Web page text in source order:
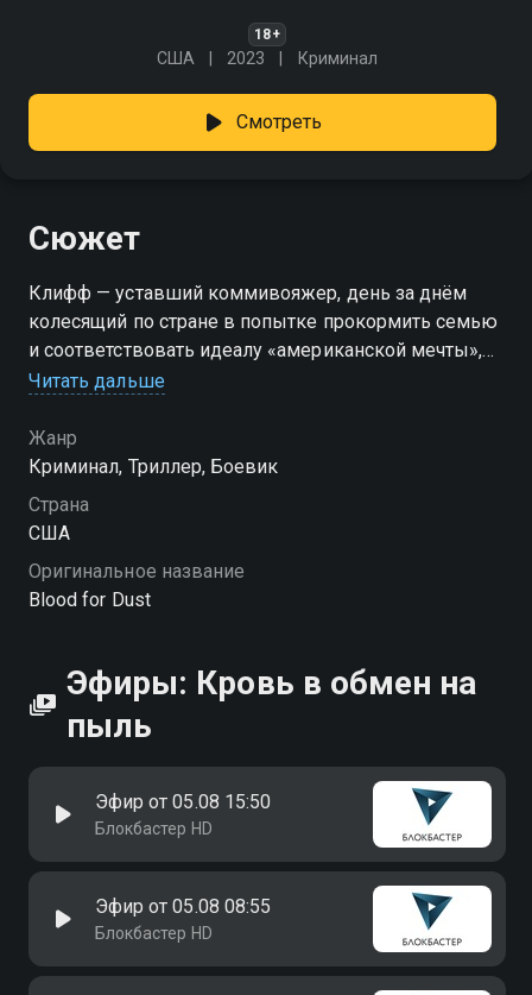
18+
США 2023 Криминал
Смотреть
Сюжет
Клифф — уставший коммивояжер, день за днём
колесящий по стране в попытке прокормить семью
и соответствовать идеалу «американской мечты»,
которая всё больше кажется иллюзией. Его жизнь —
навязчивого чувства вины. Но всё меняется после
случайной встречи с Рикки — обаятельным
коллегой, за чьей улыбкой скрывается мрачное
прошлое. Вместе они оказываются втянутыми в
последней, а выбор — роковым. Теперь Клиффу
предстоит решить, сколько стоит мечта и готов ли
в обмен на пыль» — смотрите онлайн в хорошем
качестве.
Читать дальше
Жанр
Криминал, Триллер, Боевик
Страна
США
Оригинальное название
Blood for Dust
Эфиры: Кровь в обмен на
пыль
Эфир от 05.08 15:50
Блокбастер HD
Эфир от 05.08 08:55
Блокбастер HD